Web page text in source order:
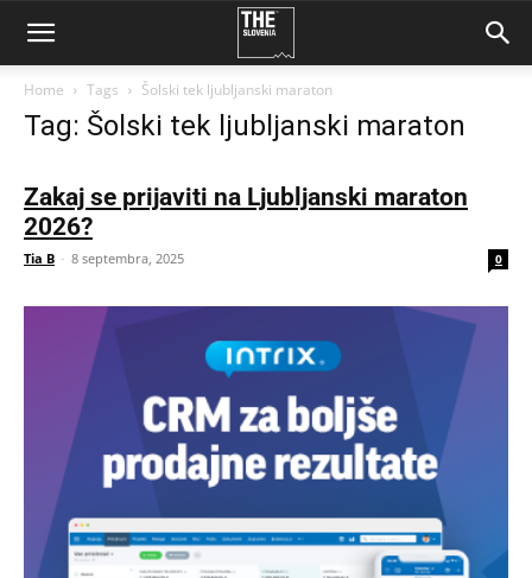
Home Tags Šolski tek ljubljanski maraton
Tag: Šolski tek ljubljanski maraton
Zakaj se prijaviti na Ljubljanski maraton
2026?
Tia B - 8 septembra, 2025 0